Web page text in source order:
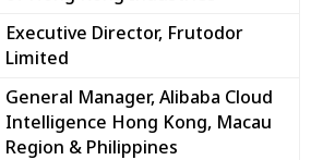
Executive Director, Frutodor
Limited
General Manager, Alibaba Cloud
Intelligence Hong Kong, Macau
Region & Philippines